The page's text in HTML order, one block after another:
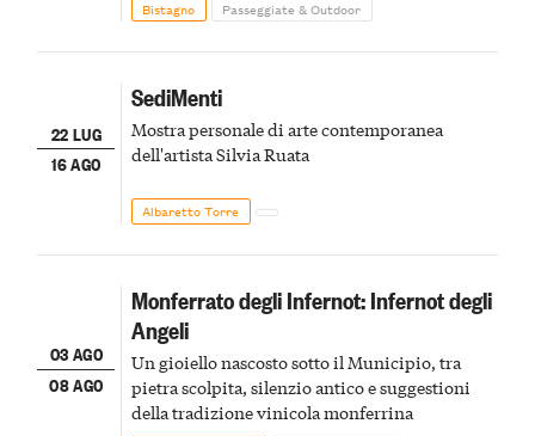
Bistagno Passeggiate & Outdoor
22 LUG
16 AGO
SediMenti
Mostra personale di arte contemporanea
dell'artista Silvia Ruata
Albaretto Torre
03 AGO
08 AGO
Monferrato degli Infernot: Infernot degli
Angeli
Un gioiello nascosto sotto il Municipio, tra
pietra scolpita, silenzio antico e suggestioni
della tradizione vinicola monferrina